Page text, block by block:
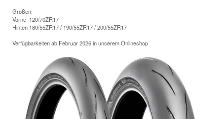
Größen:
Vorne 120/70ZR17
Hinten 180/55ZR17 / 190/55ZR17 / 200/55ZR17
Verfügbarkeiten ab Februar 2026 in unserem Onlineshop